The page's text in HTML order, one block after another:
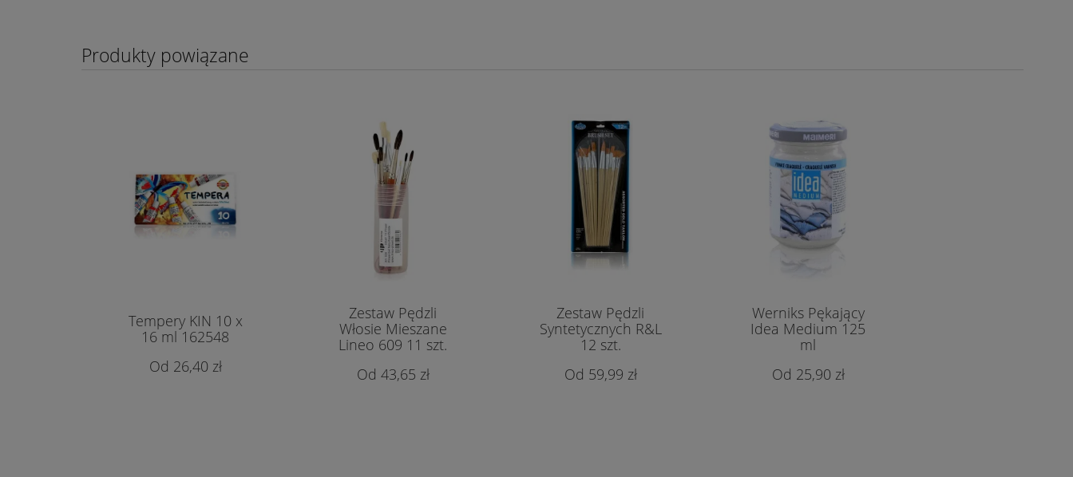
Produkty powiązane
Tempery KIN 10 x
16 ml 162548
26,40 zł
Zestaw Pędzli
Włosie Mieszane
Lineo 609 11 szt.
43,65 zł
Zestaw Pędzli
Syntetycznych R&L
12 szt.
59,99 zł
Werniks Pękający
Idea Medium 125
ml
25,90 zł